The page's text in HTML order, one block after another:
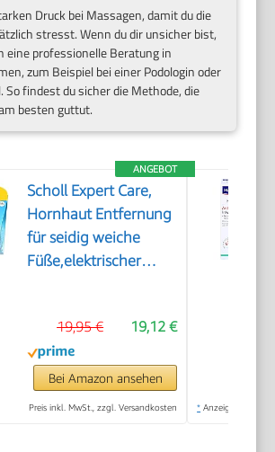
Druck bei Massagen, damit du die
stresst. Wenn du dir unsicher bist,
eine professionelle Beratung in
zum Beispiel bei einer Podologin oder
So findest du sicher die Methode, die
besten guttut.
ANGEBOT
Scholl Expert Care,
Hornhaut Entfernung
für seidig weiche
Füße,elektrischer
Meeresmineralien
Rolle für präzise
Ergebnisse,1 Gerät
19,12 €
19,95 €
Bei Amazon ansehen
Preis inkl. MwSt., zzgl. Versandkosten * Anzeige